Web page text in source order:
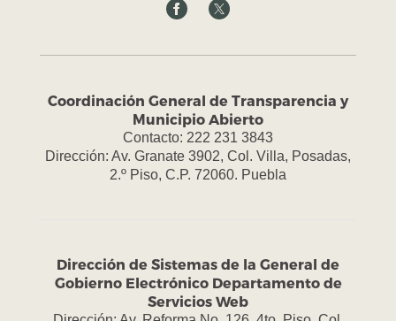
Coordinación General de Transparencia y
Municipio Abierto
Contacto: 222 231 3843
Dirección: Av. Granate 3902, Col. Villa, Posadas,
2.º Piso, C.P. 72060. Puebla
Dirección de Sistemas de la General de
Gobierno Electrónico Departamento de
Servicios Web